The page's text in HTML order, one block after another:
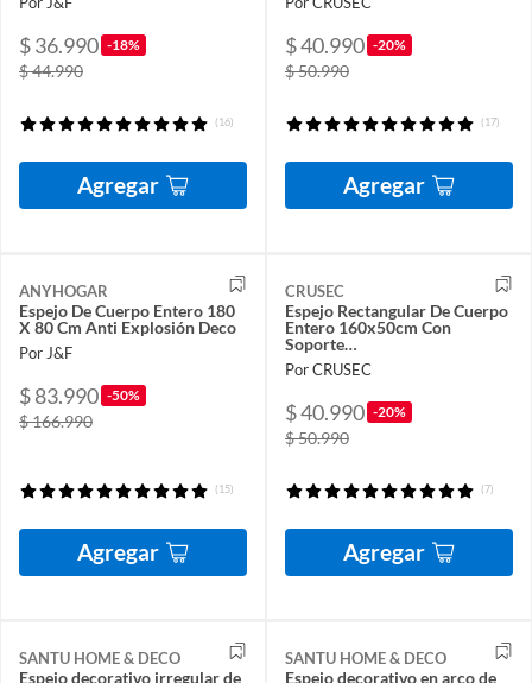
$ 36.990 -18%
$ 44.990
(16)
Agregar
$ 40.990 -20%
$ 50.990
(17)
Agregar
ANYHOGAR
Espejo De Cuerpo Entero 180
X 80 Cm Anti Explosión Deco
Por J&F
$ 83.990 -50%
$ 166.990
(15)
Agregar
CRUSEC
Espejo Rectangular De Cuerpo
Entero 160x50cm Con
Soporte…
Por CRUSEC
$ 40.990 -20%
$ 50.990
(7)
Agregar
SANTU HOME & DECO
Espejo decorativo irregular de
SANTU HOME & DECO
Espejo decorativo en arco de